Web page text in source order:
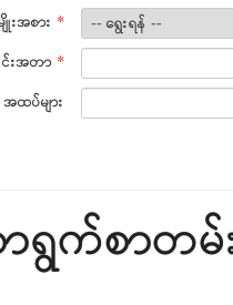
းအစား *
းအတာ *
ပ်များ
က်စာတမ်း